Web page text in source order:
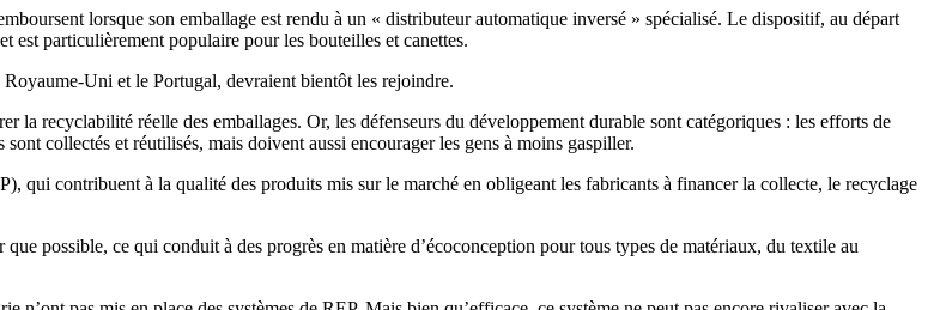
lorsque son emballage est rendu à un « distributeur automatique inversé » spécialisé. Le dispositif, au départ
est particulièrement populaire pour les bouteilles et canettes.
Uni et le Portugal, devraient bientôt les rejoindre.
la recyclabilité réelle des emballages. Or, les défenseurs du développement durable sont catégoriques : les efforts de
collectés et réutilisés, mais doivent aussi encourager les gens à moins gaspiller.
qui contribuent à la qualité des produits mis sur le marché en obligeant les fabricants à financer la collecte, le recyclage
possible, ce qui conduit à des progrès en matière d’écoconception pour tous types de matériaux, du textile au